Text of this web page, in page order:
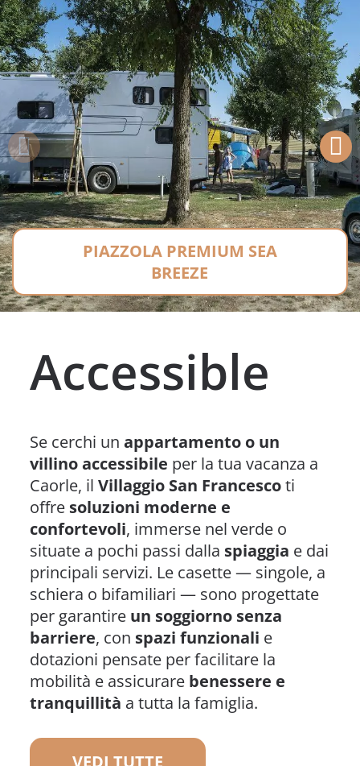
PIAZZOLA PREMIUM SEA
BREEZE
Accessible
Se cerchi unappartamento o un
villino accessibile per la tua vacanza a
Caorle, ilVillaggio San Francescoti
offre soluzioni moderne e
confortevoli, immerse nel verde o
situate a pochi passi dalla spiaggia e dai
principali servizi. Le casette — singole, a
schiera o bifamiliari — sono progettate
per garantire un soggiorno senza
barriere, con spazi funzionali e
dotazioni pensate per facilitare la
mobilità e assicurare benessere e
tranquillità a tutta la famiglia.
VEDI TUTTE